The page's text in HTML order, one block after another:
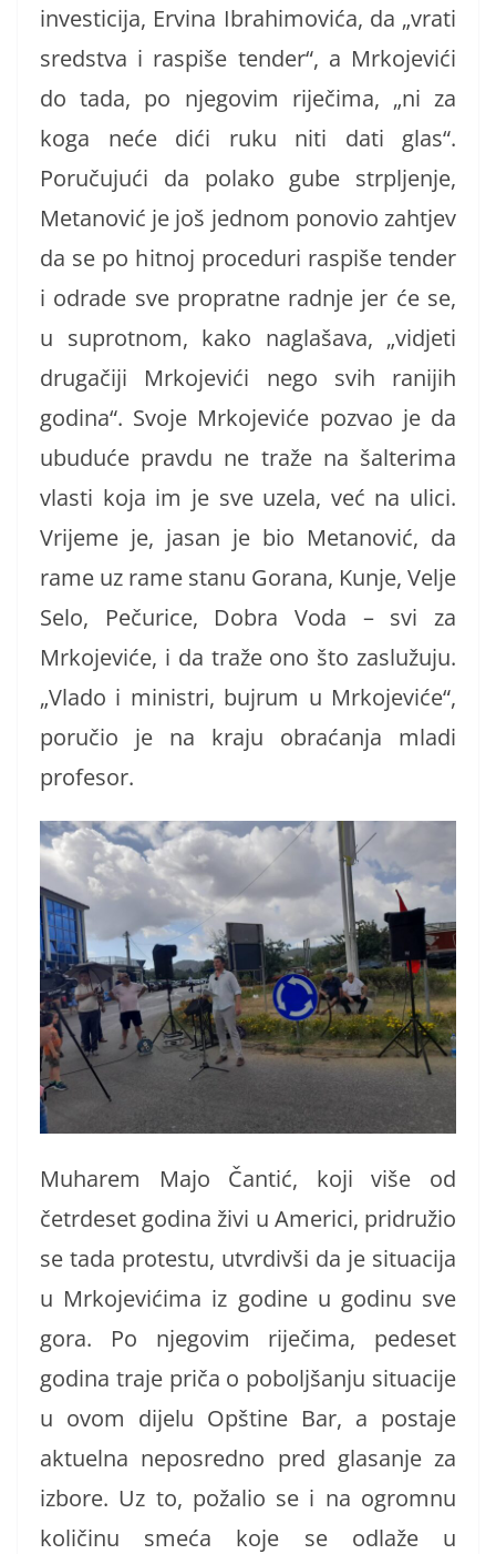
investicija, Ervina Ibrahimovića, da „vrati
sredstva i raspiše tender“, a Mrkojevići
do tada, po njegovim riječima, „ni za
koga neće dići ruku niti dati glas“.
Poručujući da polako gube strpljenje,
Metanović je još jednom ponovio zahtjev
da se po hitnoj proceduri raspiše tender
i odrade sve propratne radnje jer će se,
u suprotnom, kako naglašava, „vidjeti
drugačiji Mrkojevići nego svih ranijih
godina“. Svoje Mrkojeviće pozvao je da
ubuduće pravdu ne traže na šalterima
vlasti koja im je sve uzela, već na ulici.
Vrijeme je, jasan je bio Metanović, da
rame uz rame stanu Gorana, Kunje, Velje
Selo, Pečurice, Dobra Voda – svi za
Mrkojeviće, i da traže ono što zaslužuju.
„Vlado i ministri, bujrum u Mrkojeviće“,
poručio je na kraju obraćanja mladi
profesor.
Muharem Majo Čantić, koji više od
četrdeset godina živi u Americi, pridružio
se tada protestu, utvrdivši da je situacija
u Mrkojevićima iz godine u godinu sve
gora. Po njegovim riječima, pedeset
godina traje priča o poboljšanju situacije
u ovom dijelu Opštine Bar, a postaje
aktuelna neposredno pred glasanje za
izbore. Uz to, požalio se i na ogromnu
količinu smeća koje se odlaže u